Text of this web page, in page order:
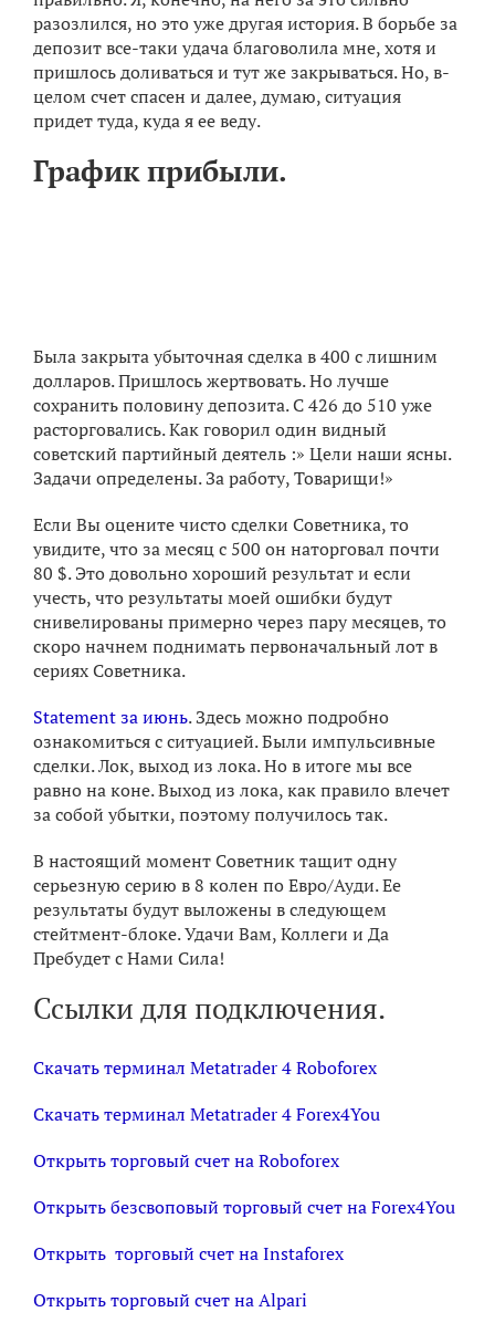
разозлился, но это уже другая история. В борьбе за
депозит все-таки удача благоволила мне, хотя и
пришлось доливаться и тут же закрываться. Но, в-
целом счет спасен и далее, думаю, ситуация
придет туда, куда я ее веду.
График прибыли.
Была закрыта убыточная сделка в 400 с лишним
долларов. Пришлось жертвовать. Но лучше
сохранить половину депозита. С 426 до 510 уже
расторговались. Как говорил один видный
советский партийный деятель :» Цели наши ясны.
Задачи определены. За работу, Товарищи!»
Если Вы оцените чисто сделки Советника, то
увидите, что за месяц с 500 он наторговал почти
80 $. Это довольно хороший результат и если
учесть, что результаты моей ошибки будут
снивелированы примерно через пару месяцев, то
скоро начнем поднимать первоначальный лот в
сериях Советника.
Statement за июнь. Здесь можно подробно
ознакомиться с ситуацией. Были импульсивные
сделки. Лок, выход из лока. Но в итоге мы все
равно на коне. Выход из лока, как правило влечет
за собой убытки, поэтому получилось так.
В настоящий момент Советник тащит одну
серьезную серию в 8 колен по Евро/Ауди. Ее
результаты будут выложены в следующем
стейтмент-блоке. Удачи Вам, Коллеги и Да
Пребудет с Нами Сила!
Ссылки для подключения.
Скачать терминал Мetatrader 4 Roboforex
Скачать терминал Metatrader 4 Forex4You
Открыть торговый счет на Roboforex
Открыть безсвоповый торговый счет на Forex4You
Открыть торговый счет на Instaforex
Открыть торговый счет на Alpari